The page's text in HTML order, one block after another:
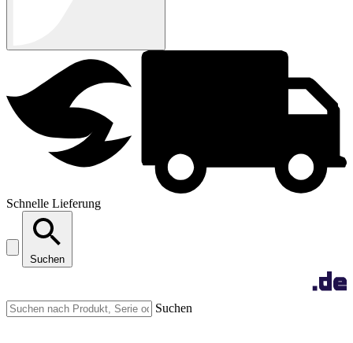
Schnelle Lieferung
Suchen
Suchen